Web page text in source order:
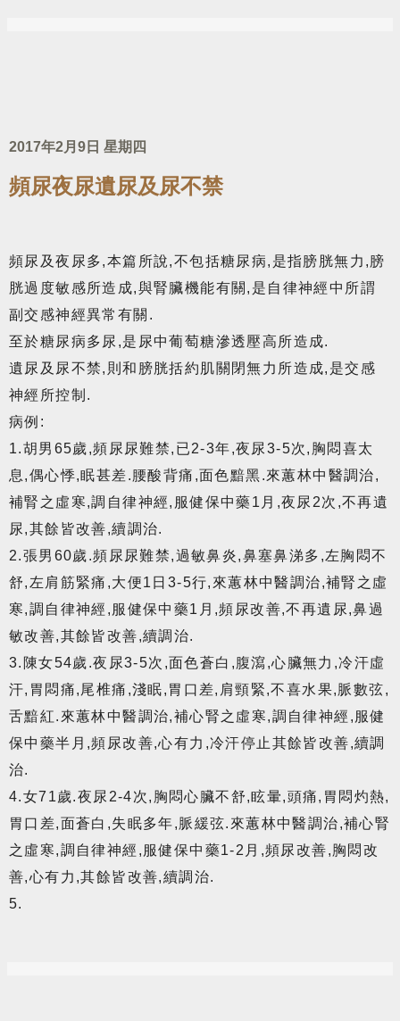
2017年2月9日 星期四
頻尿夜尿遺尿及尿不禁
頻尿及夜尿多,本篇所說,不包括糖尿病,是指膀胱無力,膀
胱過度敏感所造成,與腎臟機能有關,是自律神經中所謂
副交感神經異常有關.
至於糖尿病多尿,是尿中葡萄糖滲透壓高所造成.
遺尿及尿不禁,則和膀胱括約肌關閉無力所造成,是交感
神經所控制.
病例:
1.胡男65歲,頻尿尿難禁,已2-3年,夜尿3-5次,胸悶喜太
息,偶心悸,眠甚差.腰酸背痛,面色黯黑.來蕙林中醫調治,
補腎之虛寒,調自律神經,服健保中藥1月,夜尿2次,不再遺
尿,其餘皆改善,續調治.
2.張男60歲.頻尿尿難禁,過敏鼻炎,鼻塞鼻涕多,左胸悶不
舒,左肩筋緊痛,大便1日3-5行,來蕙林中醫調治,補腎之虛
寒,調自律神經,服健保中藥1月,頻尿改善,不再遺尿,鼻過
敏改善,其餘皆改善,續調治.
3.陳女54歲.夜尿3-5次,面色蒼白,腹瀉,心臟無力,冷汗虛
汗,胃悶痛,尾椎痛,淺眠,胃口差,肩頸緊,不喜水果,脈數弦,
舌黯紅.來蕙林中醫調治,補心腎之虛寒,調自律神經,服健
保中藥半月,頻尿改善,心有力,冷汗停止其餘皆改善,續調
治.
4.女71歲.夜尿2-4次,胸悶心臟不舒,眩暈,頭痛,胃悶灼熱,
胃口差,面蒼白,失眠多年,脈緩弦.來蕙林中醫調治,補心腎
之虛寒,調自律神經,服健保中藥1-2月,頻尿改善,胸悶改
善,心有力,其餘皆改善,續調治.
5.